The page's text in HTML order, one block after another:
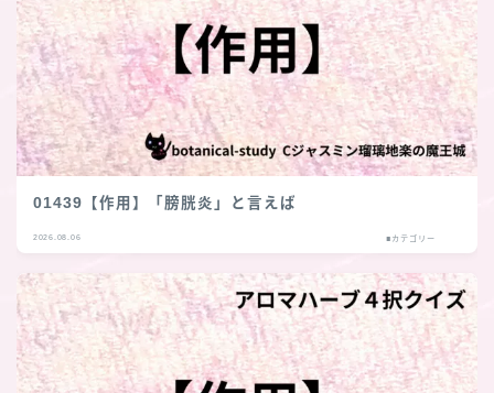
01439【作用】「膀胱炎」と言えば
2026.08.06 ■カテゴリー